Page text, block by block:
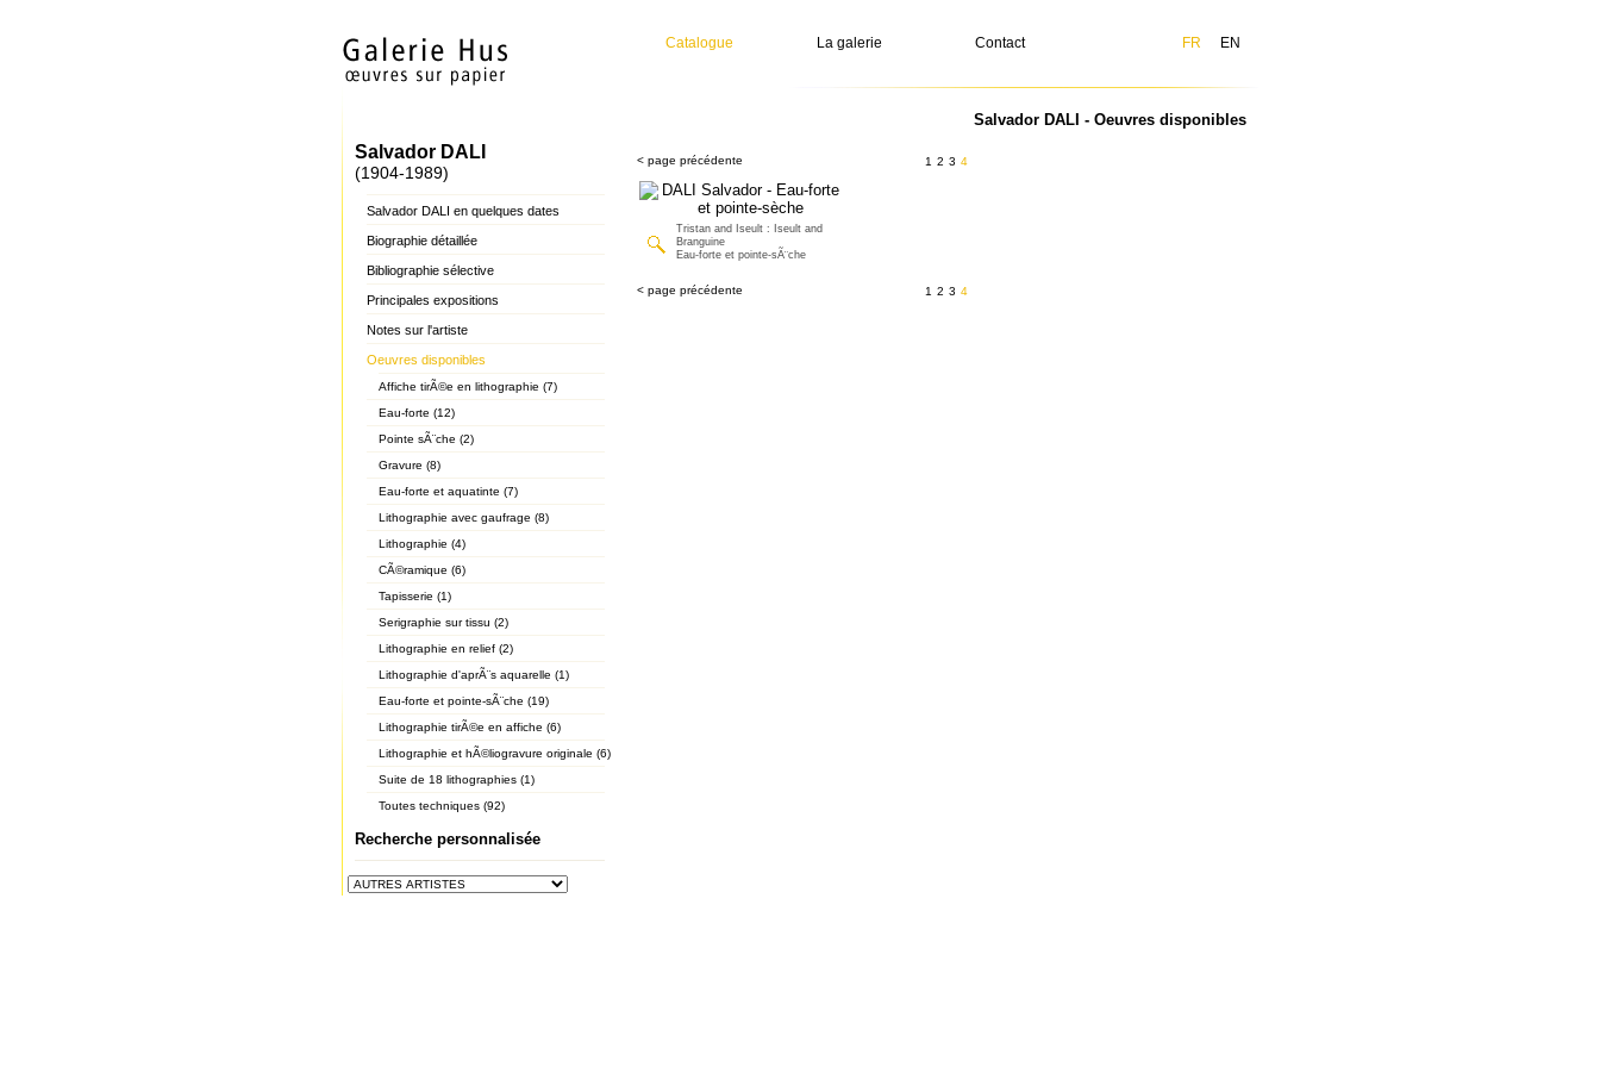
Catalogue La galerie Contact FR EN
Salvador DALI
(1904-1989)
Salvador DALI en quelques dates
Biographie détaillée
Bibliographie sélective
Principales expositions
Notes sur l'artiste
Oeuvres disponibles
Affiche tirÃ©e en lithographie (7)
Eau-forte (12)
Pointe sÃ¨che (2)
Gravure (8)
Eau-forte et aquatinte (7)
Lithographie avec gaufrage (8)
Lithographie (4)
CÃ©ramique (6)
Tapisserie (1)
Serigraphie sur tissu (2)
Lithographie en relief (2)
Lithographie d'aprÃ¨s aquarelle (1)
Eau-forte et pointe-sÃ¨che (19)
Lithographie tirÃ©e en affiche (6)
Lithographie et hÃ©liogravure originale (6)
Suite de 18 lithographies (1)
Toutes techniques (92)
Recherche personnalisée
Salvador DALI - Oeuvres disponibles
< page précédente 1 2 3 4
Tristan and Iseult : Iseult and
Branguine
Eau-forte et pointe-sÃ¨che
< page précédente 1 2 3 4